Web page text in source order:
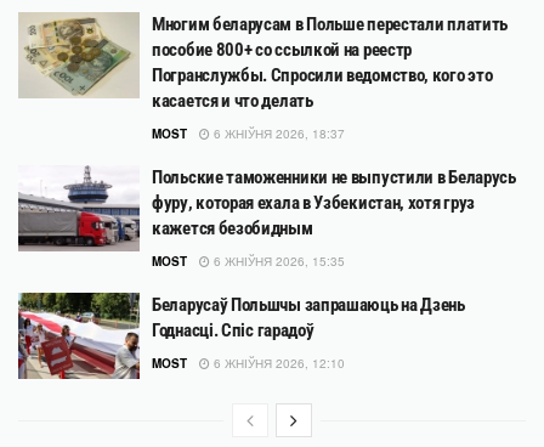
Многим беларусам в Польше перестали платить
пособие 800+ со ссылкой на реестр
Погранслужбы. Спросили ведомство, кого это
касается и что делать
MOST 6 ЖНІЎНЯ 2026, 18:37
Польские таможенники не выпустили в Беларусь
фуру, которая ехала в Узбекистан, хотя груз
кажется безобидным
MOST 6 ЖНІЎНЯ 2026, 15:35
Беларусаў Польшчы запрашаюць на Дзень
Годнасці. Спіс гарадоў
MOST 6 ЖНІЎНЯ 2026, 12:10